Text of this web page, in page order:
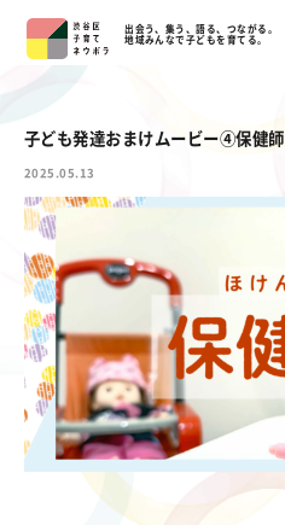
出会う、集う、語る、つながる。
地域みんなで子どもを育てる。
子ども発達おまけムービー④保健師
2025.05.13